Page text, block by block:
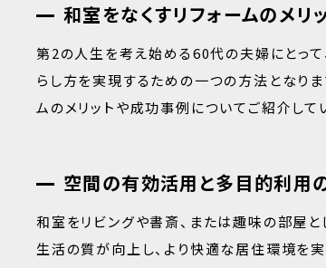
和室をなくすリフォームのメリ
第2の人生を考え始める60代の夫婦にとって
らし方を実現するための一つの方法となりま
ムのメリットや成功事例についてご紹介して
空間の有効活用と多目的利用
和室をリビングや書斎、または趣味の部屋
生活の質が向上し、より快適な居住環境を実